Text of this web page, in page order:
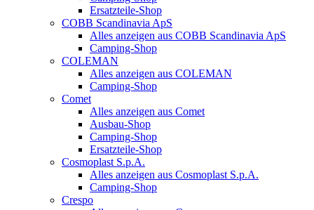
Ersatzteile-Shop
COBB Scandinavia ApS
Alles anzeigen aus COBB Scandinavia ApS
Camping-Shop
COLEMAN
Alles anzeigen aus COLEMAN
Camping-Shop
Comet
Alles anzeigen aus Comet
Ausbau-Shop
Camping-Shop
Ersatzteile-Shop
Cosmoplast S.p.A.
Alles anzeigen aus Cosmoplast S.p.A.
Camping-Shop
Crespo